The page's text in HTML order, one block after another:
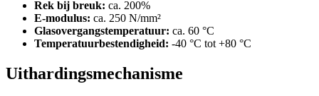
Rek bij breuk: ca. 200%
E-modulus: ca. 250 N/mm²
Glasovergangstemperatuur: ca. 60 °C
Temperatuurbestendigheid: -40 °C tot +80 °C
Uithardingsmechanisme